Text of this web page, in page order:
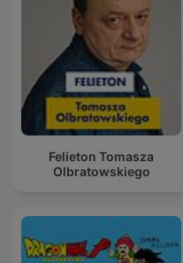
Felieton Tomasza
Olbratowskiego